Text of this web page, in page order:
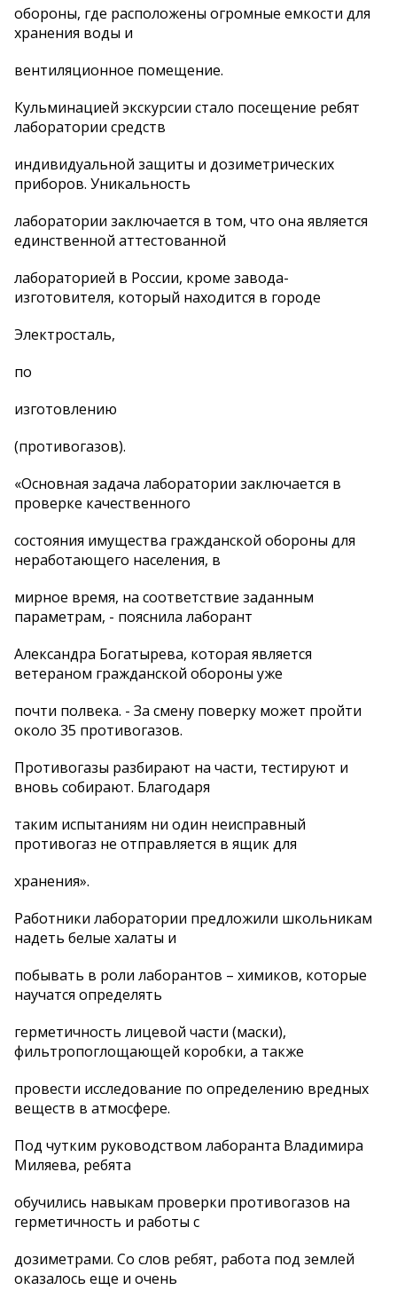
обороны, где расположены огромные емкости для
хранения воды и
вентиляционное помещение.
Кульминацией экскурсии стало посещение ребят
лаборатории средств
индивидуальной защиты и дозиметрических
приборов. Уникальность
лаборатории заключается в том, что она является
единственной аттестованной
лабораторией в России, кроме завода-
изготовителя, который находится в городе
Электросталь,
по
изготовлению
(противогазов).
«Основная задача лаборатории заключается в
проверке качественного
состояния имущества гражданской обороны для
неработающего населения, в
мирное время, на соответствие заданным
параметрам, - пояснила лаборант
Александра Богатырева, которая является
ветераном гражданской обороны уже
почти полвека. - За смену поверку может пройти
около 35 противогазов.
Противогазы разбирают на части, тестируют и
вновь собирают. Благодаря
таким испытаниям ни один неисправный
противогаз не отправляется в ящик для
хранения».
Работники лаборатории предложили школьникам
надеть белые халаты и
побывать в роли лаборантов – химиков, которые
научатся определять
герметичность лицевой части (маски),
фильтропоглощающей коробки, а также
провести исследование по определению вредных
веществ в атмосфере.
Под чутким руководством лаборанта Владимира
Миляева, ребята
обучились навыкам проверки противогазов на
герметичность и работы с
дозиметрами. Со слов ребят, работа под землей
оказалось еще и очень